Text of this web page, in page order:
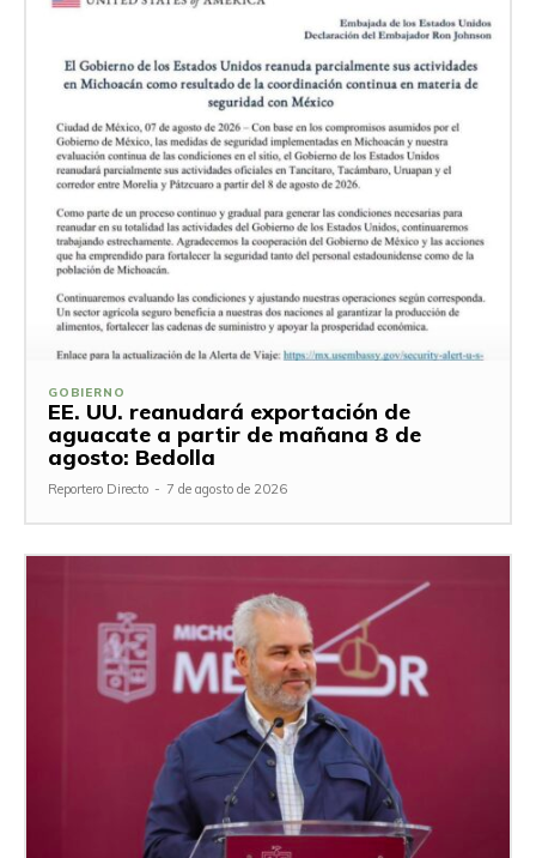
GOBIERNO
EE. UU. reanudará exportación de
aguacate a partir de mañana 8 de
agosto: Bedolla
Reportero Directo - 7 de agosto de 2026